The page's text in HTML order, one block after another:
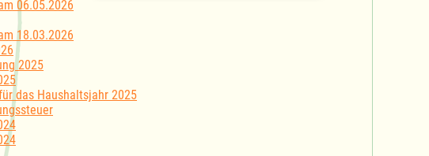
06.05.2026
18.03.2026
2025
das Haushaltsjahr 2025